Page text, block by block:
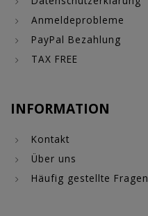
Anmeldeprobleme
PayPal Bezahlung
TAX FREE
INFORMATION
Kontakt
Über uns
Häufig gestellte Fragen